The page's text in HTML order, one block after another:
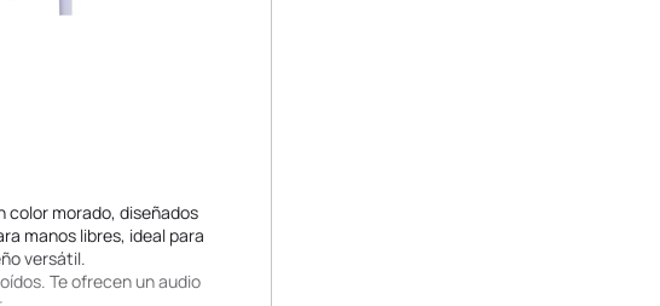
color morado, diseñados
manos libres, ideal para
versátil.
Te ofrecen un audio